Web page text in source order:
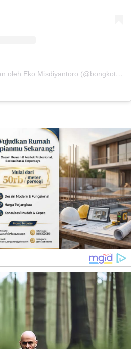
Sebuah kiriman dibagikan oleh Eko Misdiyantoro (@bongkotan_pring)